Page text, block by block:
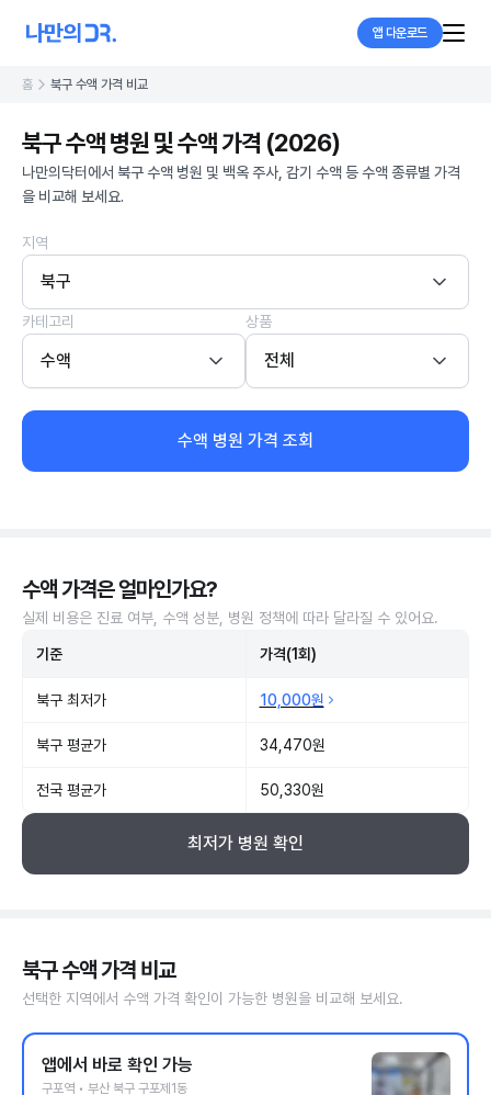
앱 다운로드
홈 북구 수액 가격 비교
북구 수액 병원 및 수액 가격 (2026)
나만의닥터에서 북구 수액 병원 및 백옥 주사, 감기 수액 등 수액 종류별 가격
을 비교해 보세요.
지역
북구
카테고리
수액
상품
전체
수액 병원 가격 조회
수액 가격은 얼마인가요?
실제 비용은 진료 여부, 수액 성분, 병원 정책에 따라 달라질 수 있어요.
기준 가격(1회)
북구 최저가 10,000원
북구 평균가 34,470원
전국 평균가 50,330원
최저가 병원 확인
북구 수액 가격 비교
선택한 지역에서 수액 가격 확인이 가능한 병원을 비교해 보세요.
앱에서 바로 확인 가능
구포역 • 부산 북구 구포제1동